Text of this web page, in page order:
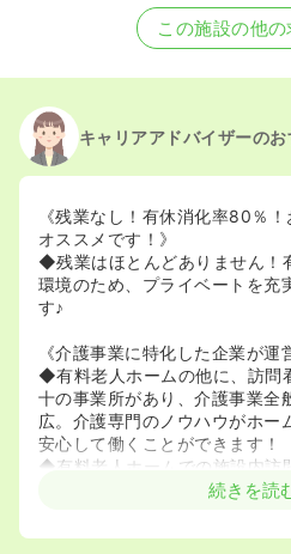
この施設の他
キャリアアドバイザーの
《残業なし！有休消化率80％
オススメです！》
◆残業はほとんどありません！
環境のため、プライベートを充
す♪
《介護事業に特化した企業が運
◆有料老人ホームの他に、訪問
十の事業所があり、介護事業全
広。介護専門のノウハウがホー
安心して働くことができます！
◆有料老人ホームでの施設内訪
出来ます♪》
続きを読